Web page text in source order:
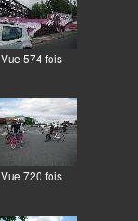
Vue 574 fois
Vue 720 fois